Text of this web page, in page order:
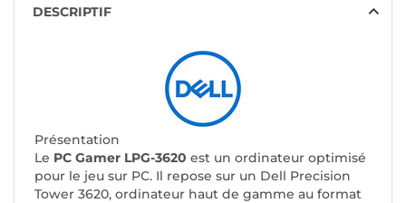
DESCRIPTIF
Présentation
Le PC Gamer LPG-3620 est un ordinateur optimisé
pour le jeu sur PC. Il repose sur un Dell Precision
Tower 3620, ordinateur haut de gamme au format